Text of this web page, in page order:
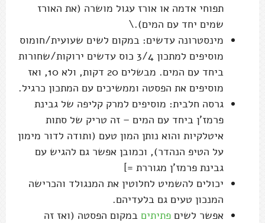
תפוחי אדמה או אורז עגול מושרה (את האורז
שמים יחד עם המים).\
מינסטרונה עדשים: במקום לשים שעועית/חומוס
מוסיפים למתכון 3/4 כוס עדשים ירוקות/שחורות
ביחד עם המים. מבשלים 20 דקות, ולא 10, ואז
מוסיפים את הפסטה וממשיכים עם המתכון כרגיל.
גרסה חלבית: מוסיפים למרק קליפה של גבינת
פרמז'ן ביחד עם המים – זה טריק של סתות
איטלקיות והוא נותן המון טעם (ותודה לדור מימון
על הטיפ הנהדר), וכמובן אפשר גם להגיש עם
גבינת פרמז'ן מגוררת =]
יכולים להשמיט לחלוטין את המנגולד והכרישה
המנכון טעים גם בלעדיהם.
אפשר לשים פתיתים במקום הפסטה (ואז זה